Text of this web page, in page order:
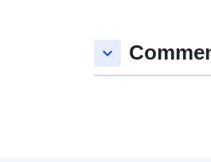
keyboard_arrow_down